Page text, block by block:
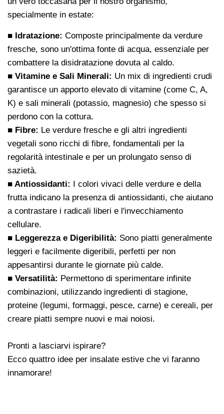
specialmente in estate:
■ Idratazione: Composte principalmente da verdure
fresche, sono un'ottima fonte di acqua, essenziale per
combattere la disidratazione dovuta al caldo.
■ Vitamine e Sali Minerali: Un mix di ingredienti crudi
garantisce un apporto elevato di vitamine (come C, A,
K) e sali minerali (potassio, magnesio) che spesso si
perdono con la cottura.
■ Fibre: Le verdure fresche e gli altri ingredienti
vegetali sono ricchi di fibre, fondamentali per la
regolarità intestinale e per un prolungato senso di
sazietà.
■ Antiossidanti:
I colori vivaci delle verdure e della
frutta indicano la presenza di antiossidanti, che aiutano
a contrastare i radicali liberi e l'invecchiamento
cellulare.
■ Leggerezza e Digeribilità: Sono piatti generalmente
leggeri e facilmente digeribili, perfetti per non
appesantirsi durante le giornate più calde.
■ Versatilità: Permettono di sperimentare infinite
combinazioni, utilizzando ingredienti di stagione,
proteine (legumi, formaggi, pesce, carne) e cereali, per
creare piatti sempre nuovi e mai noiosi.
Pronti a lasciarvi ispirare?
Ecco quattro idee per insalate estive che vi faranno
innamorare!